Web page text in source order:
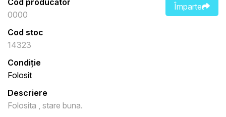
Împarte
0000
Cod stoc
14323
Condiție
Folosit
Descriere
Folosita , stare buna.